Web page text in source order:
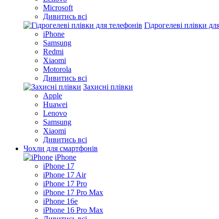
Microsoft
Дивитись всі
Гідрогелеві плівки
iPhone
Samsung
Redmi
Xiaomi
Motorola
Дивитись всі
Захисні плівки
Apple
Huawei
Lenovo
Samsung
Xiaomi
Дивитись всі
Чохли для смартфонів
iPhone
iPhone 17
iPhone 17 Air
iPhone 17 Pro
iPhone 17 Pro Max
iPhone 16e
iPhone 16 Pro Max